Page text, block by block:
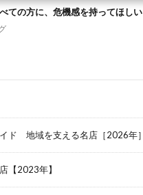
ての方に、危機感を持ってほしい
ド 地域を支える名店［2026年］
【2023年】